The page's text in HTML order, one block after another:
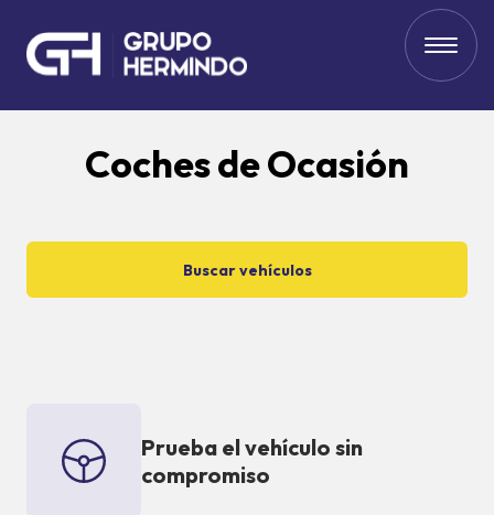
Coches de Ocasión
Buscar vehículos
Prueba el vehículo sin
compromiso